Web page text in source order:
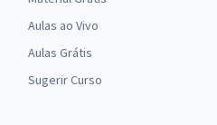
Aulas ao Vivo
Aulas Grátis
Sugerir Curso